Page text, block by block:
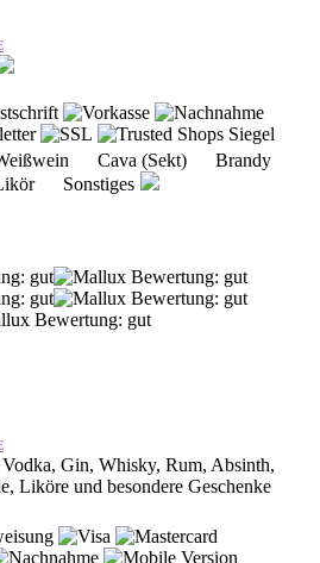
Cava (Sekt) Brandy
Sonstiges
Gin, Whisky, Rum, Absinth,
Liköre und besondere Geschenke